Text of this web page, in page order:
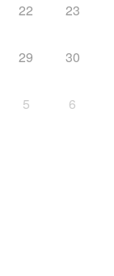
22 23
29 30
5 6